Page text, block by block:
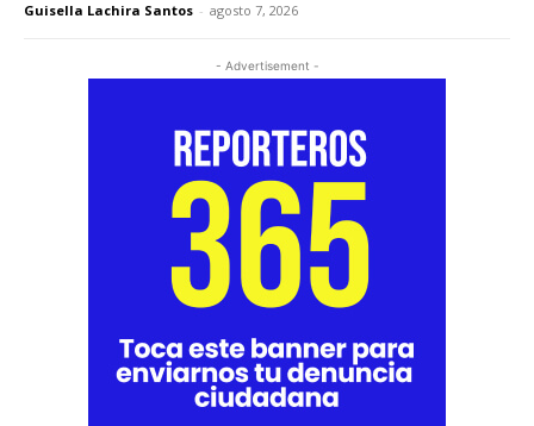
Guisella Lachira Santos - agosto 7, 2026
- Advertisement -